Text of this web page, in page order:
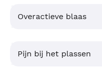
Overactieve blaas
Pijn bij het plassen